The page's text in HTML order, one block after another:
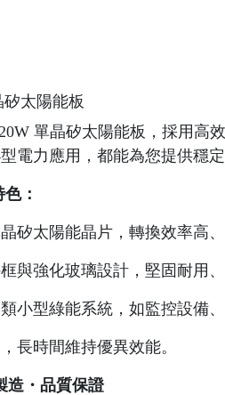
矽太陽能板
單晶矽太陽能板，採用高
電力應用，都能為您提供穩定
：
矽太陽能晶片，轉換效率高、
與強化玻璃設計，堅固耐用、
小型綠能系統，如監控設備
長時間維持優異效能。
造・品質保證